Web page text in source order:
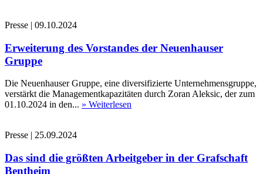
Presse | 09.10.2024
Erweiterung des Vorstandes der Neuenhauser
Gruppe
Die Neuenhauser Gruppe, eine diversifizierte Unternehmensgruppe,
verstärkt die Managementkapazitäten durch Zoran Aleksic, der zum
01.10.2024 in den... » Weiterlesen
Presse | 25.09.2024
Das sind die größten Arbeitgeber in der Grafschaft
Bentheim